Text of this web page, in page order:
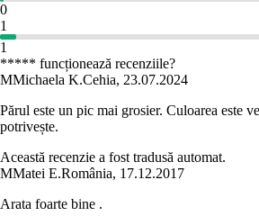
0
1
1
***** funcționează recenziile?
MMichaela K.Cehia, 23.07.2024
Părul este un pic mai grosier. Culoarea este
potrivește.
Această recenzie a fost tradusă automat.
MMatei E.România, 17.12.2017
Arata foarte bine .